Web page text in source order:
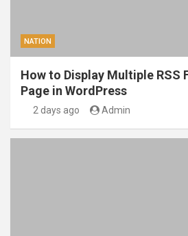
NATION
How to Display Multiple RSS
Page in WordPress
2 days ago Admin